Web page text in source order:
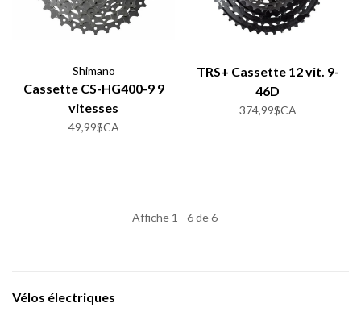
Shimano
Cassette CS-HG400-9 9
vitesses
49,99$CA
TRS+ Cassette 12 vit. 9-
46D
374,99$CA
Affiche 1 - 6 de 6
Vélos électriques